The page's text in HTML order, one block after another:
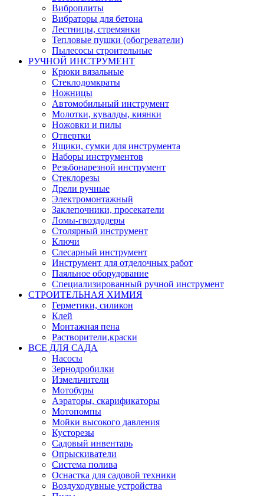
Виброплиты
Вибраторы для бетона
Лестницы, стремянки
Тепловые пушки (обогреватели)
Пылесосы строительные
РУЧНОЙ ИНСТРУМЕНТ
Крюки вязальные
Стеклодомкраты
Ножницы
Автомобильный инструмент
Молотки, кувалды, киянки
Ножовки и пилы
Отвертки
Ящики, сумки для инструмента
Наборы инструментов
Резьбонарезной инструмент
Стеклорезы
Дрели ручные
Электромонтажный
Заклепочники, просекатели
Ломы-гвоздодеры
Столярный инструмент
Ключи
Слесарный инструмент
Инструмент для отделочных работ
Паяльное оборудование
Специализированный ручной инструмент
СТРОИТЕЛЬНАЯ ХИМИЯ
Герметики, силикон
Клей
Монтажная пена
Растворители,краски
ВСЕ ДЛЯ САДА
Насосы
Зернодробилки
Измельчители
Мотобуры
Аэраторы, скарификаторы
Мотопомпы
Мойки высокого давления
Кусторезы
Садовый инвентарь
Опрыскиватели
Система полива
Оснастка для садовой техники
Воздуходувные устройства